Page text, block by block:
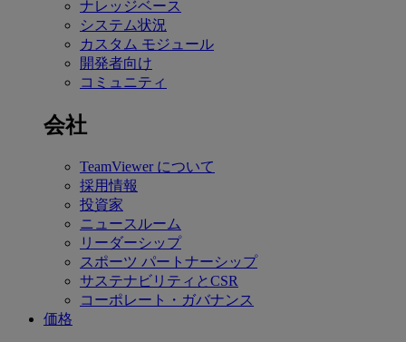
ナレッジベース
システム状況
カスタム モジュール
開発者向け
コミュニティ
会社
TeamViewer について
採用情報
投資家
ニュースルーム
リーダーシップ
スポーツ パートナーシップ
サステナビリティとCSR
コーポレート・ガバナンス
価格